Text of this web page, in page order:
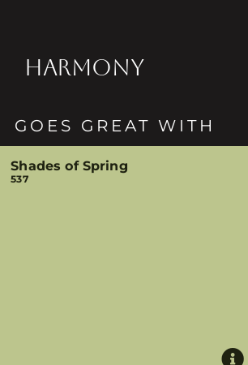
HARMONY
GOES GREAT WITH
Shades of Spring
537